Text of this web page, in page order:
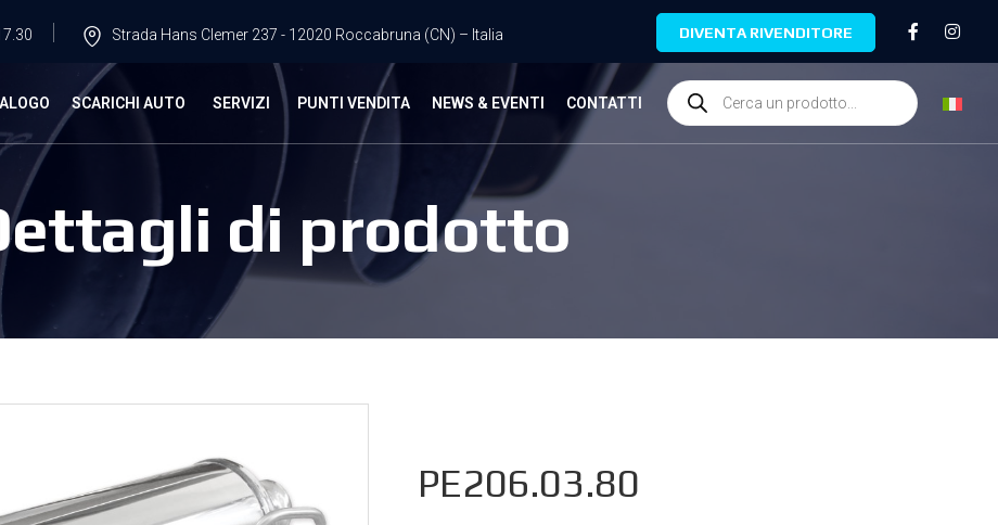
Strada Hans Clemer 237 - 12020 Roccabruna (CN) – Italia DIVENTA RIVENDITORE
SCARICHI AUTO SERVIZI PUNTI VENDITA NEWS & EVENTI CONTATTI
di prodotto
PE206.03.80